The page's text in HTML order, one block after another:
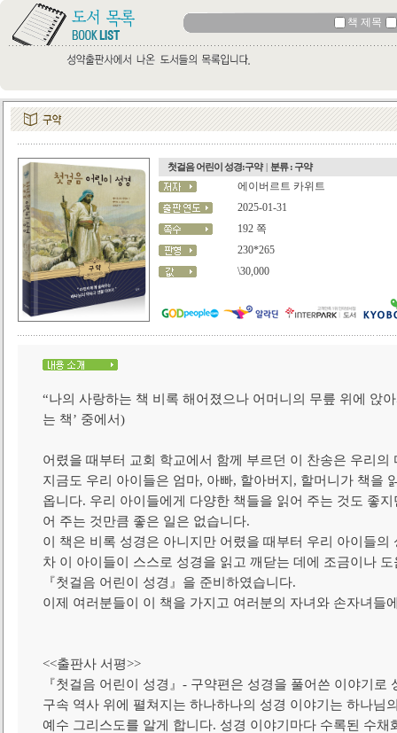
책 제목
첫걸음 어린이 성경:구약|분류 : 구약
에이버르트 카위트
2025-01-31
192 쪽
230*265
\30,000
“나의 사랑하는 책 비록 해어졌으나 어머니의 무릎 위에 앉
는 책’ 중에서)
어렸을 때부터 교회 학교에서 함께 부르던 이 찬송은 우리의
지금도 우리 아이들은 엄마, 아빠, 할아버지, 할머니가 책을
옵니다. 우리 아이들에게 다양한 책들을 읽어 주는 것도 좋
어 주는 것만큼 좋은 일은 없습니다.
이 책은 비록 성경은 아니지만 어렸을 때부터 우리 아이들의
차 이 아이들이 스스로 성경을 읽고 깨닫는 데에 조금이나
『첫걸음 어린이 성경』을 준비하였습니다.
이제 여러분들이 이 책을 가지고 여러분의 자녀와 손자녀들
<<출판사 서평>>
『첫걸음 어린이 성경』- 구약편은 성경을 풀어쓴 이야기로
구속 역사 위에 펼쳐지는 하나하나의 성경 이야기는 하나님
예수 그리스도를 알게 합니다. 성경 이야기마다 수록된 수채